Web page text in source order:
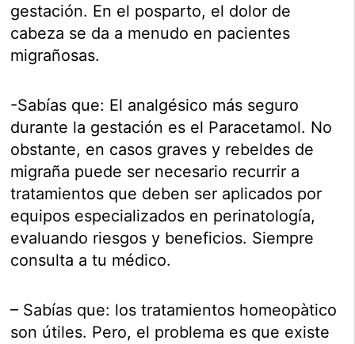
gestación. En el posparto, el dolor de
cabeza se da a menudo en pacientes
migrañosas.
-Sabías que: El analgésico más seguro
durante la gestación es el Paracetamol. No
obstante, en casos graves y rebeldes de
migraña puede ser necesario recurrir a
tratamientos que deben ser aplicados por
equipos especializados en perinatología,
evaluando riesgos y beneficios. Siempre
consulta a tu médico.
– Sabías que: los tratamientos homeopàtico
son útiles. Pero, el problema es que existe